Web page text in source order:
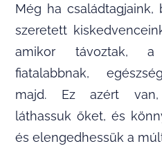
Még ha családtagjaink,
szeretett
amikor távoztak, a
fiatalabbnak,
majd. Ez azért
láthassuk őket, és
és elengedhessük a